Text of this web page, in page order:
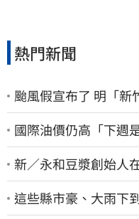
熱門新聞
颱風假宣布了 明「新
國際油價仍高「下週
新／永和豆漿創始
這些縣市豪、大雨